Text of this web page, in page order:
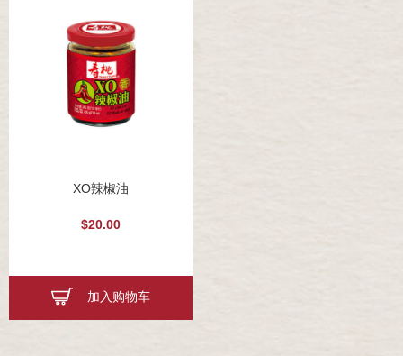
XO辣椒油
$20.00
加入购物车